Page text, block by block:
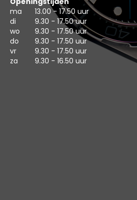
ma
13.00 - 17.50 uur
di
9.30 - 17.50 uur
wo
9.30 - 17.50 uur
do
9.30 - 17.50 uur
vr
9.30 - 17.50 uur
za
9.30 - 16.50 uur